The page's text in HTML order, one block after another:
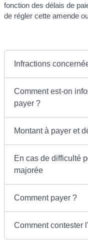
fonction des délais de
de régler cette amende
Infractions
Comment est-on
payer ?
Montant à payer et
En cas de difficulté
majorée
Comment payer ?
Comment contester